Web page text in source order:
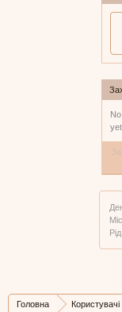
Головна Користувачі